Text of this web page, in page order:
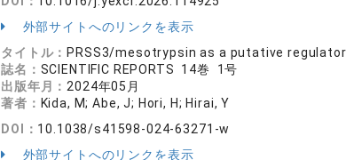
外部サイトへのリンクを表示
タイトル： PRSS3/mesotrypsin as a putative
誌名： SCIENTIFIC REPORTS 14巻 1号
出版年月： 2024年05月
著者： Kida, M; Abe, J; Hori, H; Hirai, Y
DOI： 10.1038/s41598-024-63271-w
外部サイトへのリンクを表示